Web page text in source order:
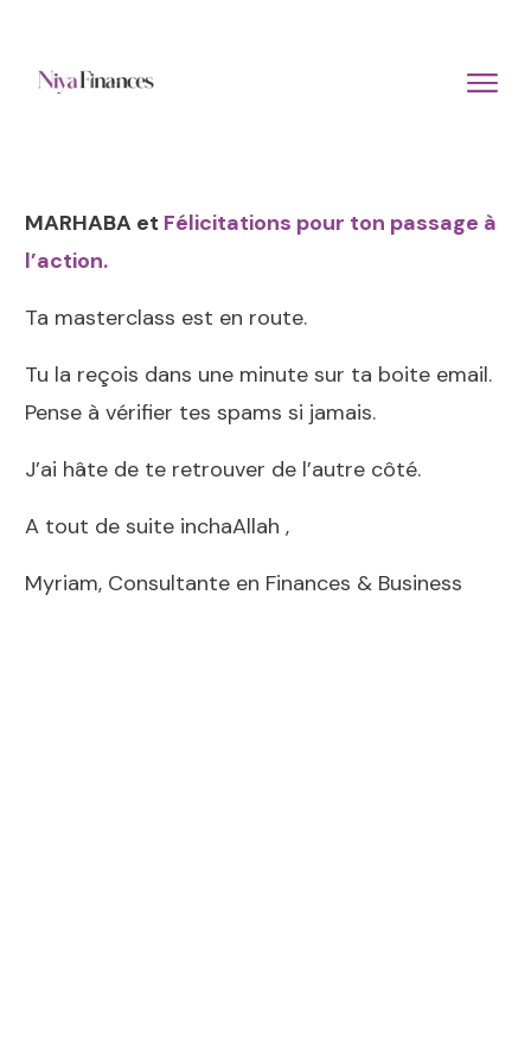
MARHABA et Félicitations pour ton passage à
l’action.
Ta masterclass est en route.
Tu la reçois dans une minute sur ta boite email.
Pense à vérifier tes spams si jamais.
J’ai hâte de te retrouver de l’autre côté.
A tout de suite inchaAllah ,
Myriam, Consultante en Finances & Business